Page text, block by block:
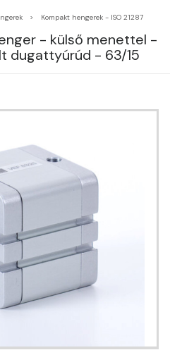
Kompakt hengerek - ISO 21287
- külső menettel -
dugattyúrúd - 63/15